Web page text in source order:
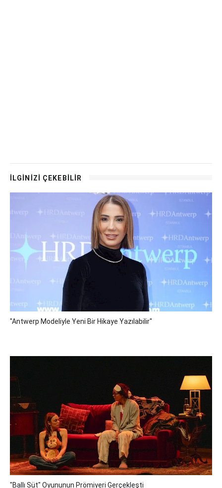
İLGİNİZİ ÇEKEBİLİR
"Antwerp Modeliyle Yeni Bir Hikaye Yazılabilir"
"Ballı Süt" Oyununun Prömiyeri Gerçekleşti